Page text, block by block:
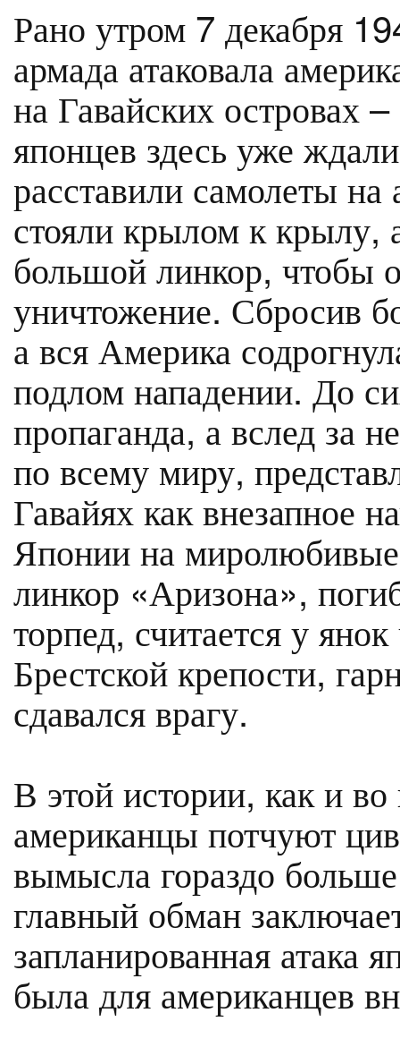
Рано утром 7 декабря
армада атаковала
на Гавайских островах
японцев здесь уже
расставили самолеты
стояли крылом к крылу,
большой линкор, чтобы
уничтожение. Сбросив
а вся Америка
подлом нападении. До
пропаганда, а вслед за
по всему миру,
Гавайях как внезапное
Японии на
линкор «Аризона»,
торпед, считается у
Брестской крепости,
сдавался врагу.
В этой истории, как и
американцы потчуют
вымысла гораздо
главный обман
запланированная атака
была для американцев